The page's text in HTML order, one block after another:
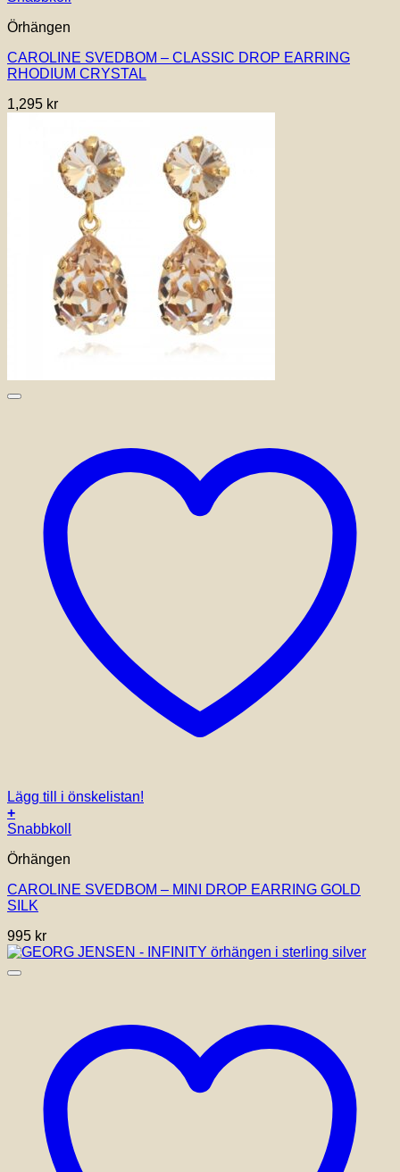
Örhängen
CAROLINE SVEDBOM – CLASSIC DROP EARRING
RHODIUM CRYSTAL
1,295 kr
Lägg till i önskelistan!
+
Snabbkoll
Örhängen
CAROLINE SVEDBOM – MINI DROP EARRING GOLD
SILK
995 kr